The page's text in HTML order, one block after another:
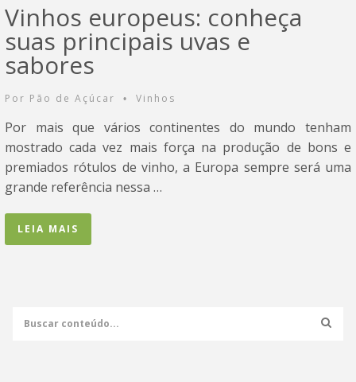
Vinhos europeus: conheça
suas principais uvas e
sabores
Por Pão de Açúcar • Vinhos
Por mais que vários continentes do mundo tenham
mostrado cada vez mais força na produção de bons e
premiados rótulos de vinho, a Europa sempre será uma
grande referência nessa …
LEIA MAIS